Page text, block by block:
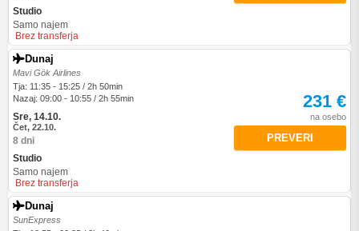
Studio
Samo najem
Brez transferja
Dunaj
Mavi Gök Airlines
Tja: 11:35 - 15:25 / 2h 50min
Nazaj: 09:00 - 10:55 / 2h 55min
Sre, 14.10.
Čet, 22.10.
8 dni
Studio
Samo najem
Brez transferja
231 €
na osebo
PREVERI
Dunaj
SunExpress